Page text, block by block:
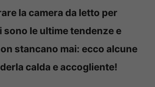
la camera da letto per
sono le ultime tendenze e
stancano mai: ecco alcune
calda e accogliente!